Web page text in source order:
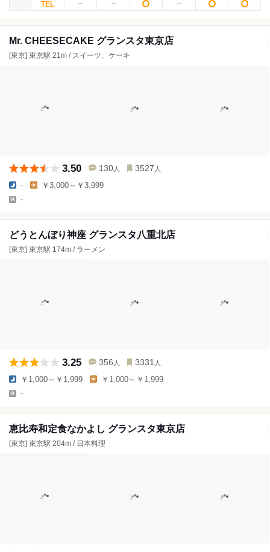
Mr. CHEESECAKE グランスタ東京店
[東京] 東京駅 21m / スイーツ、ケーキ
3.50 130 人 3527 人
- ￥3,000～￥3,999
-
どうとんぼり神座 グランスタ八重北店
[東京] 東京駅 174m / ラーメン
3.25 356 人 3331 人
￥1,000～￥1,999 ￥1,000～￥1,999
-
恵比寿和定食なかよし グランスタ東京店
[東京] 東京駅 204m / 日本料理